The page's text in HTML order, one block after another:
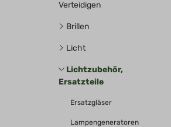
Verteidigen
Brillen
Licht
Lichtzubehör,
Ersatzteile
Ersatzgläser
Lampengeneratoren